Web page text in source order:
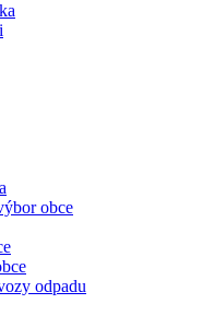
obce
odpadu